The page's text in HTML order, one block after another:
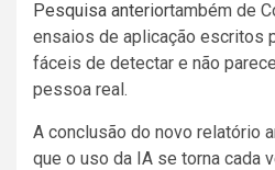
Pesquisa anteriortambém de
ensaios de aplicação escritos
fáceis de detectar e não
pessoa real.
A conclusão do novo relatório
que o uso da IA ​​se torna cada